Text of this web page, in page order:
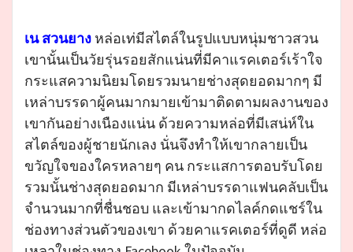
เน สวนยาง หล่อเท่มีสไตล์ในรูปแบบหนุ่มชาวสวน
เขานั้นเป็นวัยรุ่นรอยสักแน่นที่มีคาแรคเตอร์เร้าใจ
กระแสความนิยมโดยรวมนายช่างสุดยอดมากๆ มี
เหล่าบรรดาผู้คนมากมายเข้ามาติดตามผลงานของ
เขากันอย่างเนืองแน่น ด้วยความหล่อที่มีเสน่ห์ใน
สไตล์ของผู้ชายนักเลง นั่นจึงทำให้เขากลายเป็น
ขวัญใจของใครหลายๆ คน กระแสการตอบรับโดย
รวมนั้นช่างสุดยอดมาก มีเหล่าบรรดาแฟนคลับเป็น
จำนวนมากที่ชื่นชอบ และเข้ามากดไลค์กดแชร์ใน
ช่องทางส่วนตัวของเขา ด้วยคาแรคเตอร์ที่ดูดี หล่อ